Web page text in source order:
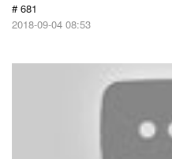
# 681
2018-09-04 08:53